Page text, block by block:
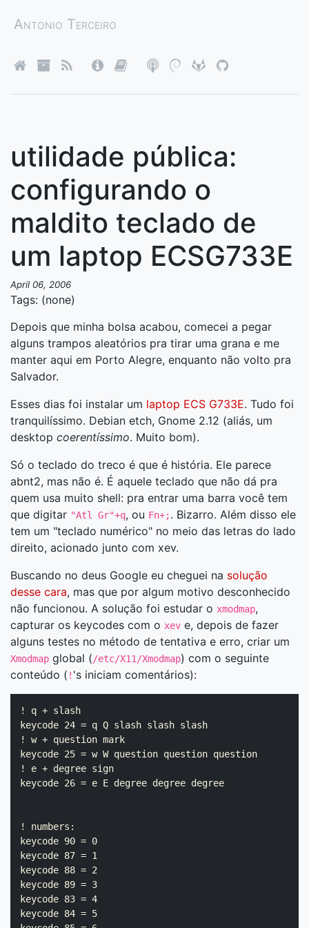
Antonio Terceiro
utilidade pública:
configurando o
maldito teclado de
um laptop ECSG733E
April 06, 2006
Tags: (none)
Depois que minha bolsa acabou, comecei a pegar
alguns trampos aleatórios pra tirar uma grana e me
manter aqui em Porto Alegre, enquanto não volto pra
Salvador.
Esses dias foi instalar um laptop ECS G733E. Tudo foi
tranquilíssimo. Debian etch, Gnome 2.12 (aliás, um
desktop coerentíssimo. Muito bom).
Só o teclado do treco é que é história. Ele parece
abnt2, mas não é. É aquele teclado que não dá pra
quem usa muito shell: pra entrar uma barra você tem
que digitar "Atl Gr"+q, ou Fn+;. Bizarro. Além disso ele
tem um "teclado numérico" no meio das letras do lado
direito, acionado junto com xev.
Buscando no deus Google eu cheguei na solução
desse cara, mas que por algum motivo desconhecido
não funcionou. A solução foi estudar o xmodmap,
capturar os keycodes com o xev e, depois de fazer
alguns testes no método de tentativa e erro, criar um
Xmodmap global (/etc/X11/Xmodmap) com o seguinte
conteúdo ( ! 's iniciam comentários):
! q + slash
keycode 24 = q Q slash slash slash
! w + question mark
keycode 25 = w W question question question
! e + degree sign
keycode 26 = e E degree degree degree
! numbers:
keycode 90 = 0
keycode 87 = 1
keycode 88 = 2
keycode 89 = 3
keycode 83 = 4
keycode 84 = 5